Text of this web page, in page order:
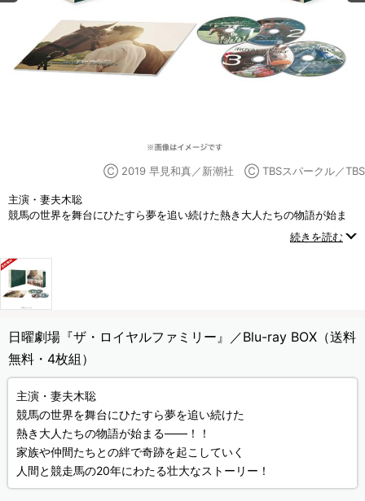
Ⓒ 2019 早見和真／新潮社 Ⓒ TBSスパークル／TBS
主演・妻夫木聡
競馬の世界を舞台にひたすら夢を追い続けた熱き大人たちの物語が始ま
家族や仲間たちとの絆で奇跡を起こしていく人間と競走馬の20年にわた
る壮大なストーリー！
続きを読む
日曜劇場『ザ・ロイヤルファミリー』／Blu-ray BOX（送料
無料・4枚組）
主演・妻夫木聡
競馬の世界を舞台にひたすら夢を追い続けた
熱き大人たちの物語が始まる――！！
家族や仲間たちとの絆で奇跡を起こしていく
人間と競走馬の20年にわたる壮大なストーリー！